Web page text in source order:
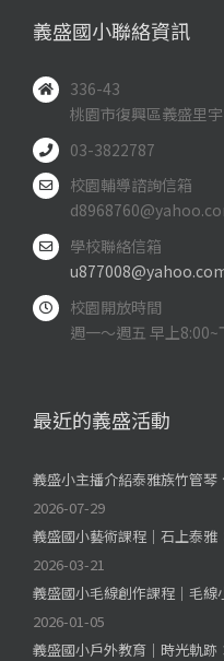
義盛國小聯絡資訊
336-43
桃園市復興區義盛里
03-3822787
校園輔導諮詢信箱
學校聯絡信箱
校園開放時間
週一～週五 早上8:00~
最近的義盛活動
義盛小主播介紹泰雅族竹管
2026-07-29
義盛國小藝術課程｜石上泰
2026-03-21
義盛國小毛線創作課程｜毛
2026-01-05
義盛國小戶外教育｜時光軌